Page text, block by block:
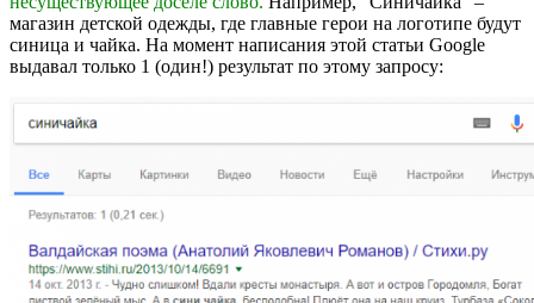
магазин детской одежды, где главные герои на логотипе будут
синица и чайка. На момент написания этой статьи Google
выдавал только 1 (один!) результат по этому запросу: